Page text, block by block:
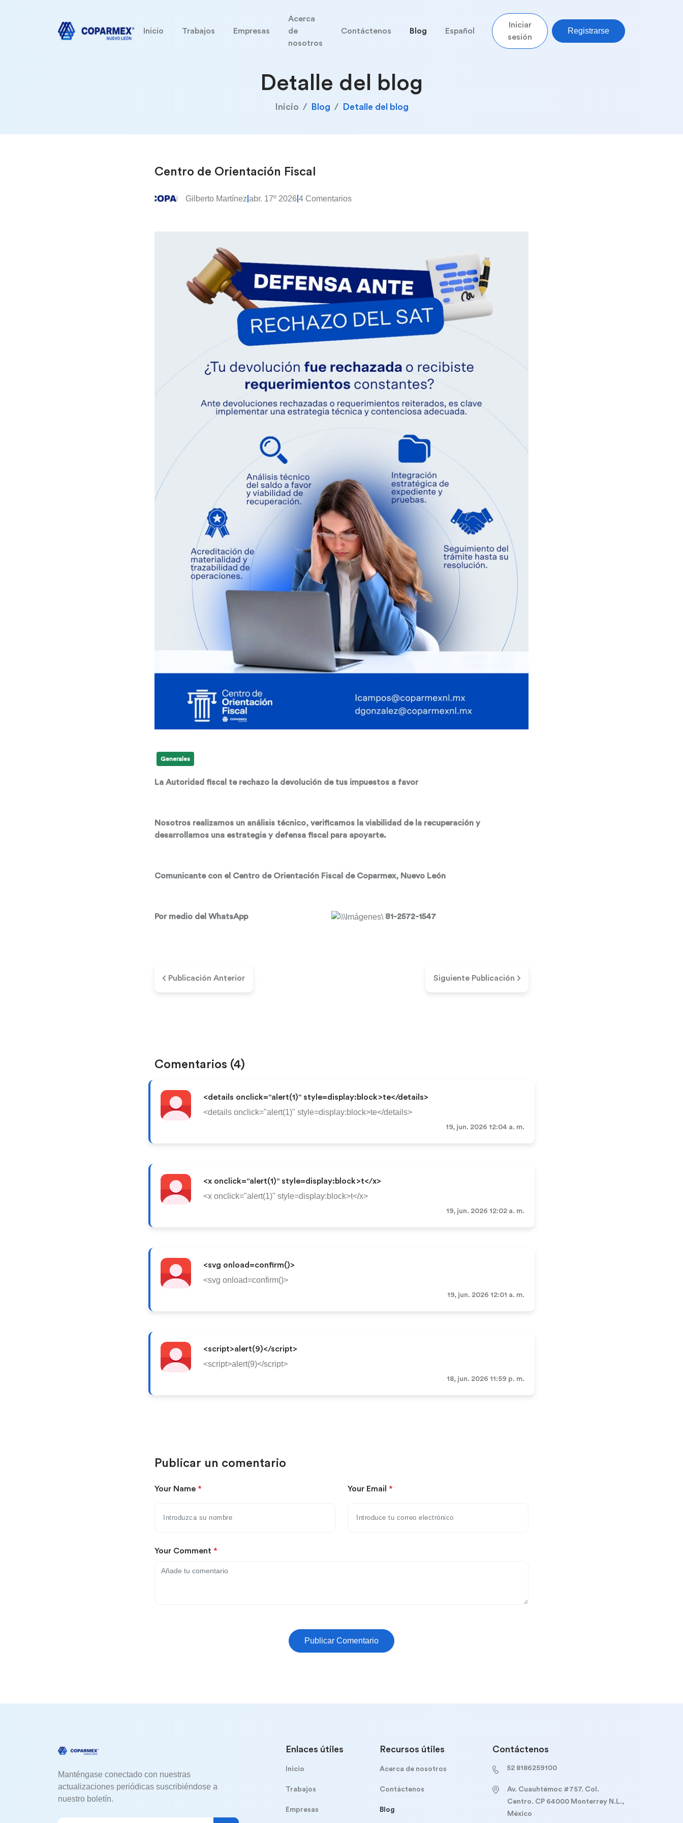
Inicio Trabajos Empresas
Acerca
de
nosotros
Contáctenos Blog Español
Iniciar
sesión
Registrarse
Detalle del blog
Inicio Blog Detalle del blog
Centro de Orientación Fiscal
Gilberto Martínez abr. 17º 2026 4 Comentarios
Generales
La Autoridad fiscal te rechazo la devolución de tus impuestos a favor
Nosotros realizamos un análisis técnico, verificamos la viabilidad de la recuperación y
desarrollamos una estrategia y defensa fiscal para apoyarte.
Comunicante con el Centro de Orientación Fiscal de Coparmex, Nuevo León
Por medio del WhatsApp 81-2572-1547
Publicación Anterior Siguiente Publicación
Comentarios (4)
<details onclick="alert(1)" style=display:block>te</details>
<details onclick="alert(1)" style=display:block>te</details>
19, jun. 2026 12:04 a. m.
<x onclick="alert(1)" style=display:block>t</x>
<x onclick="alert(1)" style=display:block>t</x>
19, jun. 2026 12:02 a. m.
<svg onload=confirm()>
<svg onload=confirm()>
19, jun. 2026 12:01 a. m.
<script>alert(9)</script>
<script>alert(9)</script>
18, jun. 2026 11:59 p. m.
Publicar un comentario
Your Name * Your Email *
Your Comment *
Publicar Comentario
Manténgase conectado con nuestras
actualizaciones periódicas suscribiéndose a
nuestro boletín.
Enlaces útiles
Inicio
Trabajos
Empresas
Recursos útiles
Acerca de nosotros
Contáctenos
Blog
Contáctenos
52 8186259100
Av. Cuauhtémoc #757. Col.
Centro. CP 64000 Monterrey N.L.,
México